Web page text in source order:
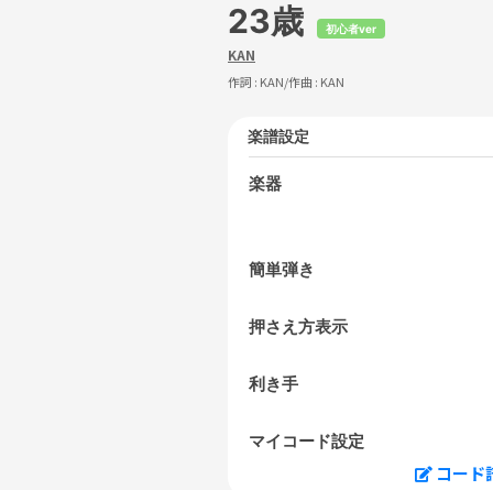
23歳 初心者ver
KAN
作詞 : KAN/作曲 : KAN
楽譜設定
楽器
簡単弾き
押さえ方表示
利き手
マイコード設定
コード